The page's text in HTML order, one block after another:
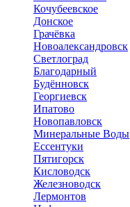
Кочубеевское
Донское
Грачёвка
Новоалександровск
Светлоград
Благодарный
Будённовск
Георгиевск
Ипатово
Новопавловск
Минеральные Воды
Ессентуки
Пятигорск
Кисловодск
Железноводск
Лермонтов